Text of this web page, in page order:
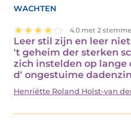
wachten
4.0 met 2
Leer stil zijn en leer
't geheim der sterken
zich instelden op
d' ongestuime
Henriëtte Roland Holst-van